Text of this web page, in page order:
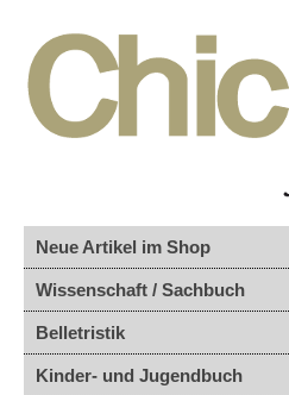
Neue Artikel im Shop
Wissenschaft / Sachbuch
Belletristik
Kinder- und Jugendbuch